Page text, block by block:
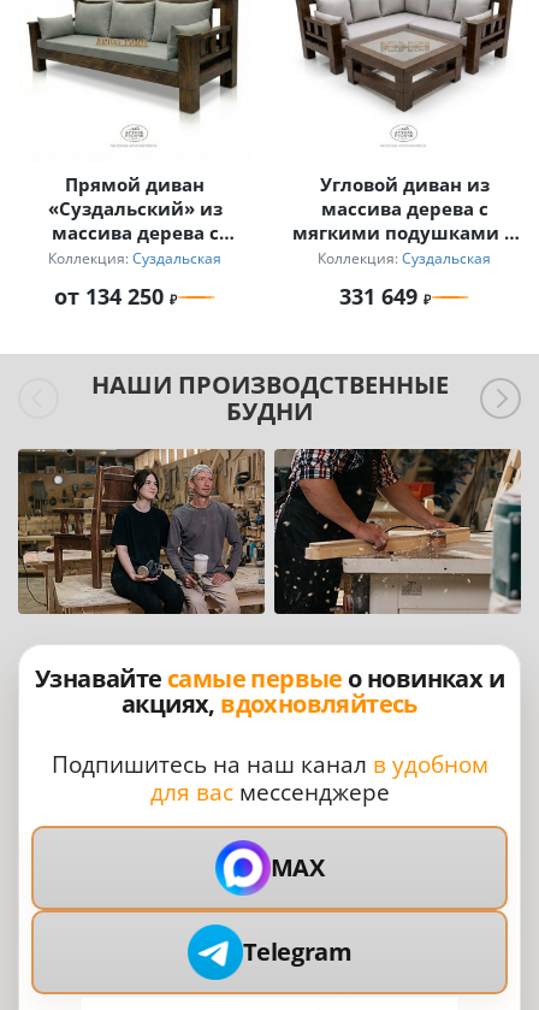
Прямой диван
«Суздальский» из
массива дерева с
мягкими подушками
Коллекция: Суздальская
от 134 250
Угловой диван из
массива дерева с
мягкими подушками и
журнальный столик
Коллекция: Суздальская
331 649
НАШИ ПРОИЗВОДСТВЕННЫЕ
БУДНИ
Узнавайте самые первые о новинках и
акциях, вдохновляйтесь
Подпишитесь на наш канал в удобном
для васмессенджере
MAX
Telegram